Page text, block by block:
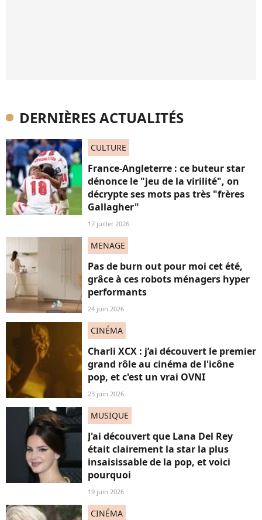
DERNIÈRES ACTUALITÉS
CULTURE
France-Angleterre : ce buteur star
dénonce le "jeu de la virilité", on
décrypte ses mots pas très "frères
Gallagher"
17 juillet 2026
MENAGE
Pas de burn out pour moi cet été,
grâce à ces robots ménagers hyper
performants
24 juin 2026
CINÉMA
Charli XCX : j’ai découvert le premier
grand rôle au cinéma de l'icône
pop, et c'est un vrai OVNI
23 juin 2026
MUSIQUE
J'ai découvert que Lana Del Rey
était clairement la star la plus
insaisissable de la pop, et voici
pourquoi
19 juin 2026
CINÉMA